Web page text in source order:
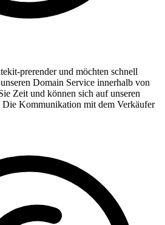
prerender und möchten schnell
Domain Service innerhalb von
Zeit und können sich auf unseren
Die Kommunikation mit dem Verkäufer